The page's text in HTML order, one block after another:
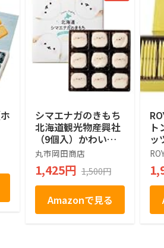
シマエナガのきもち
北海道観光物産興社
（9個入）かわいい
シマエナガ (1箱)
丸市岡田商店
1,425円 1,500円
Amazonで見る
ト
ッ
ツ]